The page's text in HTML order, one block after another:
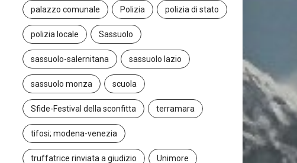
palazzo comunale Polizia polizia di stato
polizia locale Sassuolo
sassuolo-salernitana sassuolo lazio
sassuolo monza scuola
Sfide-Festival della sconfitta terramara
tifosi; modena-venezia
truffatrice rinviata a giudizio Unimore